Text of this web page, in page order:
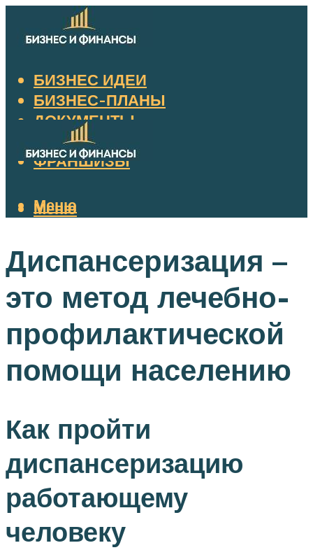
БИЗНЕС ИДЕИ
БИЗНЕС-ПЛАНЫ
ДОКУМЕНТЫ
НАЛОГИ
ФРАНШИЗЫ
Меню
Меню
Диспансеризация –
это метод лечебно-
профилактической
помощи населению
Как пройти
диспансеризацию
работающему
человеку